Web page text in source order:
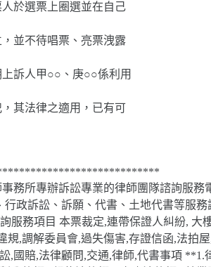
於選票上圈選並在自己
並不待唱票、亮票洩露
訴人甲○○、庚○○係利用
其法律之適用，已有可
務所專辦訴訟專業的律師團隊諮詢服務
政訴訟、訴願、代書、土地代書等服務
服務項目 本票裁定,連帶保證人糾紛, 大
規,調解委員會,過失傷害,存證信函,法拍
,國賠,法律顧問,交通,律師,代書事項 **1.